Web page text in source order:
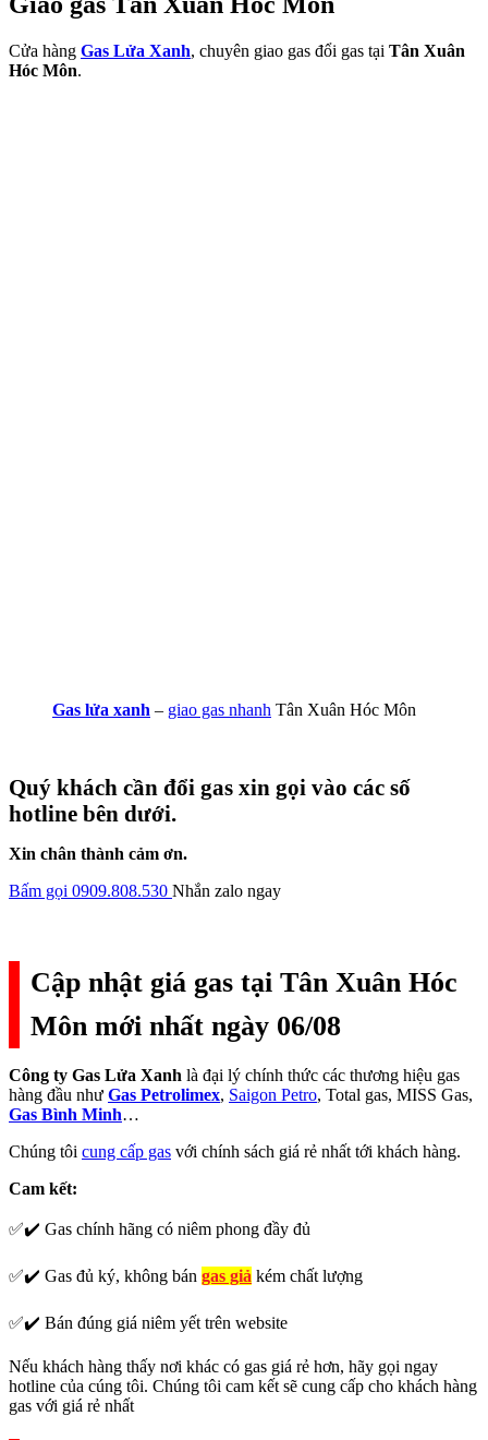
Cửa hàng Gas Lửa Xanh, chuyên giao gas đổi gas tại Tân Xuân
Hóc Môn.
Gas lửa xanh – giao gas nhanh Tân Xuân Hóc Môn
Quý khách cần đổi gas xin gọi vào các số
hotline bên dưới.
Xin chân thành cảm ơn.
Bấm gọi 0909.808.530 Nhắn zalo ngay
Cập nhật giá gas tại Tân Xuân Hóc
Môn mới nhất ngày 06/08
Công ty Gas Lửa Xanh là đại lý chính thức các thương hiệu gas
hàng đầu như Gas Petrolimex, Saigon Petro, Total gas, MISS Gas,
Gas Bình Minh…
Chúng tôi cung cấp gas với chính sách giá rẻ nhất tới khách hàng.
Cam kết:
✅✔️ Gas chính hãng có niêm phong đầy đủ
✅✔️ Gas đủ ký, không bán gas giả kém chất lượng
✅✔️ Bán đúng giá niêm yết trên website
Nếu khách hàng thấy nơi khác có gas giá rẻ hơn, hãy gọi ngay
hotline của cúng tôi. Chúng tôi cam kết sẽ cung cấp cho khách hàng
gas với giá rẻ nhất